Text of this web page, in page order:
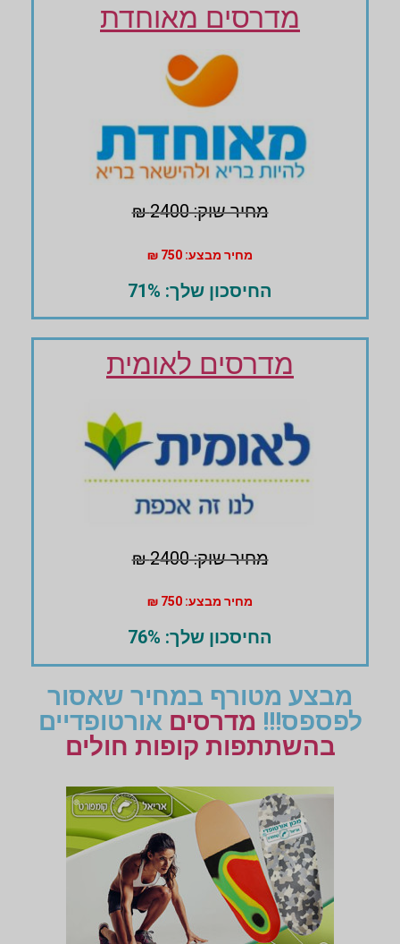
מדרסים מאוחדת
מחיר שוק: 2400 ₪
מחיר מבצע: 750 ₪
החיסכון שלך: 71%
מדרסים לאומית
מחיר שוק: 2400 ₪
מחיר מבצע: 750 ₪
החיסכון שלך: 76%
מבצע מטורף במחיר שאסור
לפספס!!! מדרסים אורטופדיים
בהשתתפות קופות חולים